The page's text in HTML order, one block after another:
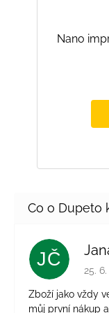
Nano
JČ
25.
Zboží jako vždy
můj první nákup